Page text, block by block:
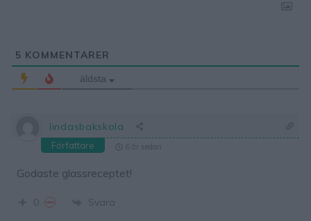
5 KOMMENTARER
äldsta
lindasbakskola
Författare 6 år sedan
Godaste glassreceptet!
0 Svara